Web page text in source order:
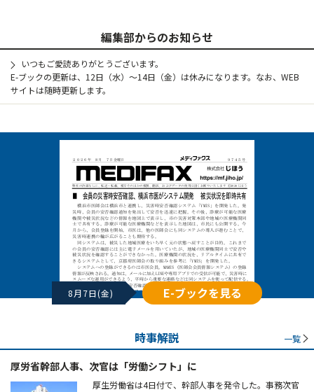
編集部からのお知らせ
いつもご愛読ありがとうございます。
E-ブックの更新は、12日（水）～14日（金）は休みになります。なお、WEB
サイトは随時更新します。
8月7日(金) E-ブックを見る
時事解説 一覧
厚労省幹部人事、次官は「労働シフト」に
厚生労働省は4日付で、幹部人事を発令した。事務次官